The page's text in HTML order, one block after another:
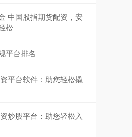
中国股指期货配资，安
松
平台排名
平台软件：助您轻松撬
炒股平台：助您轻松入